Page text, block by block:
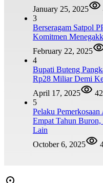
January 25, 2025
3
Berseragam Satpol
Komitmen
February 22, 2025
4
Bupati Buteng
Rp28 Miliar Demi
April 17, 2025
5
Pelaku
Empat Tahun
Lain
October 6, 2025